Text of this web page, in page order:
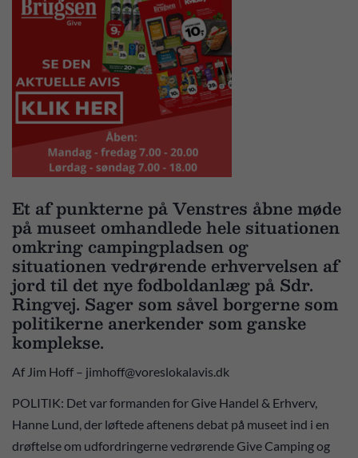
Et af punkterne på Venstres åbne møde
på museet omhandlede hele situationen
omkring campingpladsen og
situationen vedrørende erhvervelsen af
jord til det nye fodboldanlæg på Sdr.
Ringvej. Sager som såvel borgerne som
politikerne anerkender som ganske
komplekse.
Af Jim Hoff – jimhoff@voreslokalavis.dk
POLITIK: Det var formanden for Give Handel & Erhverv,
Hanne Lund, der løftede aftenens debat på museet ind i en
drøftelse om udfordringerne vedrørende Give Camping og